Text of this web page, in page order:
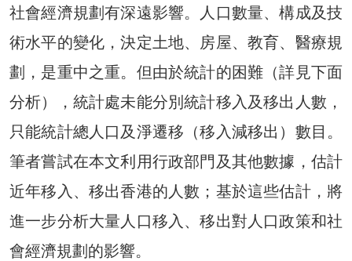
社會經濟規劃有深遠影響。人口數量、構成及技
術水平的變化，決定土地、房屋、教育、醫療規
劃，是重中之重。但由於統計的困難（詳見下面
分析），統計處未能分別統計移入及移出人數，
只能統計總人口及淨遷移（移入減移出）數目。
筆者嘗試在本文利用行政部門及其他數據，估計
近年移入、移出香港的人數；基於這些估計，將
進一步分析大量人口移入、移出對人口政策和社
會經濟規劃的影響。